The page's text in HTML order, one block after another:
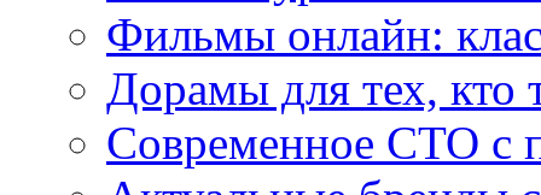
Фильмы онлайн:
Дорамы для тех, кто
Современное СТО с